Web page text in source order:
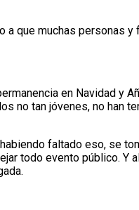
que muchas personas
en Navidad y
no tan jóvenes, no han
faltado eso, se
todo evento público. Y